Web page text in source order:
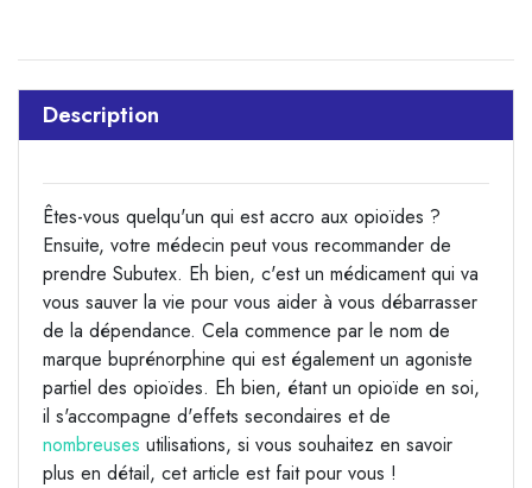
Description
Êtes-vous quelqu'un qui est accro aux opioïdes ?
Ensuite, votre médecin peut vous recommander de
prendre Subutex. Eh bien, c'est un médicament qui va
vous sauver la vie pour vous aider à vous débarrasser
de la dépendance. Cela commence par le nom de
marque buprénorphine qui est également un agoniste
partiel des opioïdes. Eh bien, étant un opioïde en soi,
il s'accompagne d'effets secondaires et de
nombreuses utilisations, si vous souhaitez en savoir
plus en détail, cet article est fait pour vous !